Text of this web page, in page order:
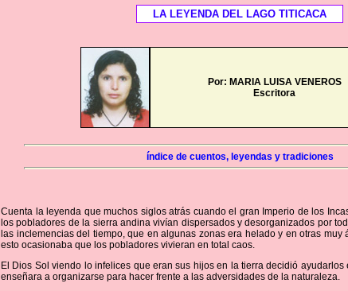
LA LEYENDA DEL LAGO TITICACA
Por: MARIA LUISA VENEROS
Escritora
índice de cuentos, leyendas y tradiciones
Cuenta la leyenda que muchos siglos atrás cuando el gran Imperio de los
los pobladores de la sierra andina vivían dispersados y desorganizados por
las inclemencias del tiempo, que en algunas zonas era helado y en otras muy
esto ocasionaba que los pobladores vivieran en total caos.
El Dios Sol viendo lo infelices que eran sus hijos en la tierra decidió
enseñara a organizarse para hacer frente a las adversidades de la naturaleza.